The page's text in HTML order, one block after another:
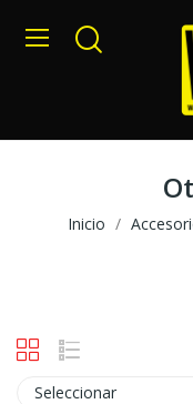
Inicio
Seleccionar